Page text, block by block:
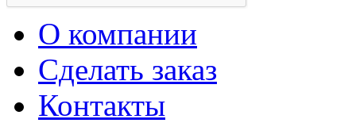
О компании
Сделать заказ
Контакты